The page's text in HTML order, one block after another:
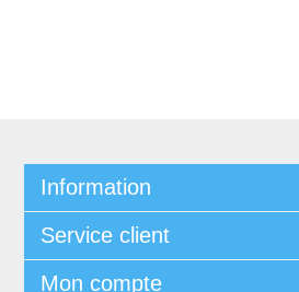
Information
Service client
Mon compte